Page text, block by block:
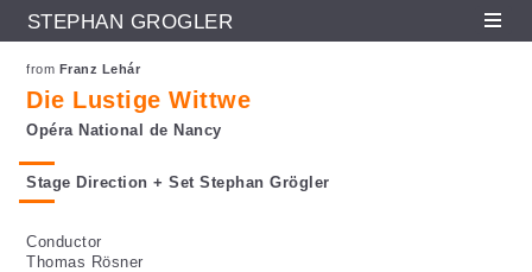
Skip to main content
STEPHAN GRÖGLER De
from Franz Lehár
Die Lustige Wittwe
Opéra National de Nancy
Stage Direction + Set Stephan Grögler
Conductor
Thomas Rösner